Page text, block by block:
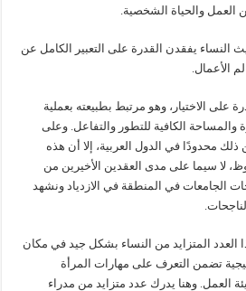
العمل والحياة الشخصية.
النساء يفقدن القدرة على التعبير الكامل عن
الأعمال.
على الاختيار، وهو مرتبط بطبيعته بعملية
الكافية للتطور والتفاعل. وعلى
محدودًا في الدول العربية، إلا أن هذه
لا سيما على مدى العقدين الأخيرين من
الجامعات في المنطقة في الازدياد ونشهد
العدد المتزايد من النساء بشكل جيد في مكان
تضمن التعرف على مهارات المرأة
العمل. وهنا يدرك عدد متزايد من مدراء